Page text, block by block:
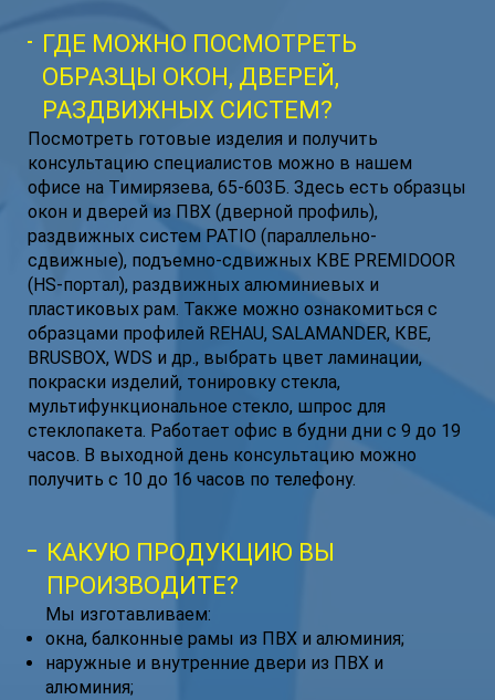
ГДЕ МОЖНО ПОСМОТРЕТЬ
ОБРАЗЦЫ ОКОН, ДВЕРЕЙ,
РАЗДВИЖНЫХ СИСТЕМ?
Посмотреть готовые изделия и получить
консультацию специалистов можно в нашем
офисе на Тимирязева, 65-603Б. Здесь есть образцы
окон и дверей из ПВХ (дверной профиль),
раздвижных систем PATIO (параллельно-
сдвижные), подъемно-сдвижных КВЕ PREMIDOOR
(HS-портал), раздвижных алюминиевых и
пластиковых рам. Также можно ознакомиться с
образцами профилей REHAU, SALAMANDER, КВЕ,
BRUSBOX, WDS и др., выбрать цвет ламинации,
покраски изделий, тонировку стекла,
мультифункциональное стекло, шпрос для
стеклопакета. Работает офис в будни дни с 9 до 19
часов. В выходной день консультацию можно
получить с 10 до 16 часов по телефону.
КАКУЮ ПРОДУКЦИЮ ВЫ
ПРОИЗВОДИТЕ?
Мы изготавливаем:
окна, балконные рамы из ПВХ и алюминия;
наружные и внутренние двери из ПВХ и
алюминия;